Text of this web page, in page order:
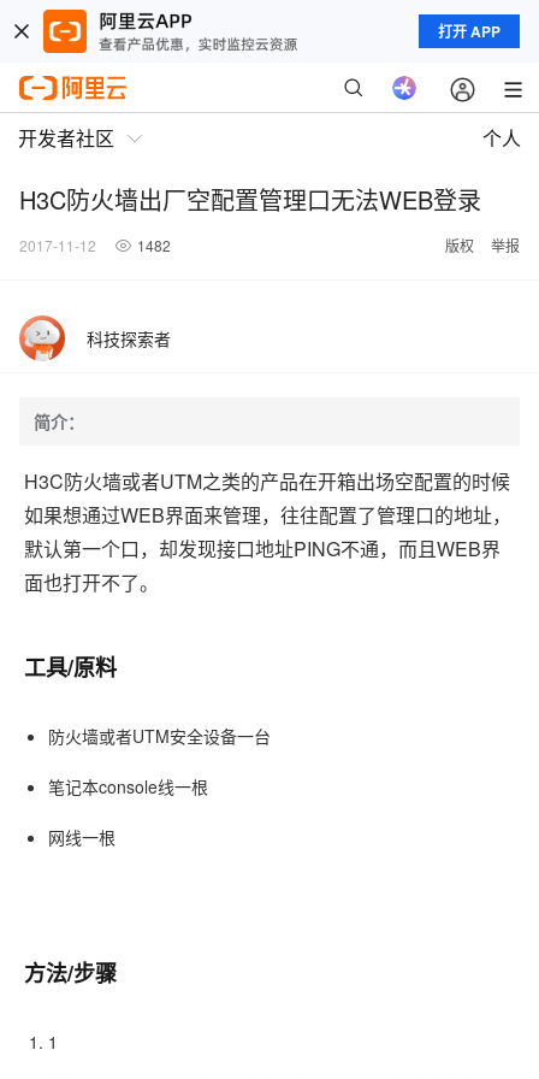
打开 APP
开发者社区 个人
H3C防火墙出厂空配置管理口无法WEB登录
2017-11-12 1482 版权 举报
科技探索者
简介：
H3C防火墙或者UTM之类的产品在开箱出场空配置的时候
如果想通过WEB界面来管理，往往配置了管理口的地址，
默认第一个口，却发现接口地址PING不通，而且WEB界
面也打开不了。
工具/原料
防火墙或者UTM安全设备一台
笔记本console线一根
网线一根
方法/步骤
1